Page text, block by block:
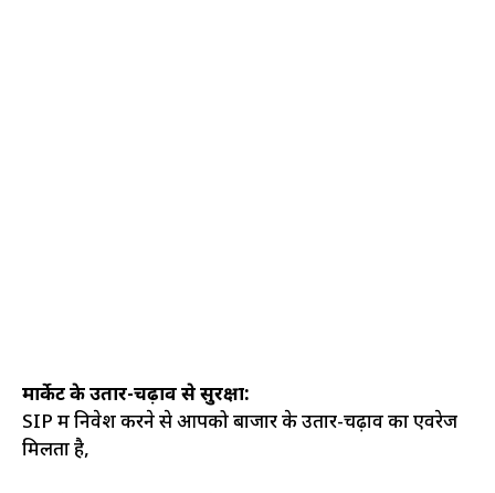
मार्केट के उतार-चढ़ाव से सुरक्षा:
SIP में निवेश करने से आपको बाजार के उतार-चढ़ाव का एवरेज
मिलता है,